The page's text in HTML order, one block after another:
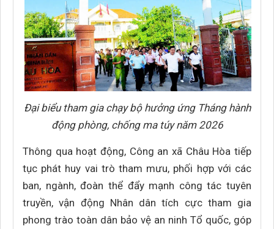
Đại biểu tham gia chạy bộ hưởng ứng Tháng hành
động phòng, chống ma túy năm 2026
Thông qua hoạt động, Công an xã Châu Hòa tiếp
tục phát huy vai trò tham mưu, phối hợp với các
ban, ngành, đoàn thể đẩy mạnh công tác tuyên
truyền, vận động Nhân dân tích cực tham gia
phong trào toàn dân bảo vệ an ninh Tổ quốc, góp